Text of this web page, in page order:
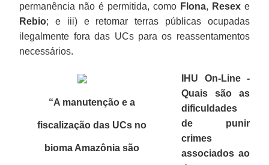
permanência não é permitida, como Flona, Resexe
Rebio; e iii) e retomar terras públicas ocupadas
ilegalmente fora das UCs para os reassentamentos
necessários.
“A manutenção e a
fiscalização das UCs no
bioma Amazônia são
IHU On-Line -
Quais são as
dificuldades
de punir
crimes
associados ao